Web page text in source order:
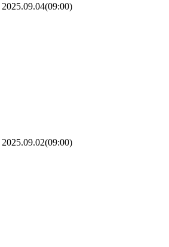
2025.09.04(09:00)
2025.09.02(09:00)